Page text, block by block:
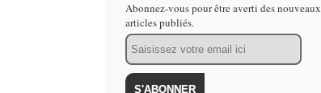
Abonnez-vous pour être averti des nouveaux
articles publiés.
Email